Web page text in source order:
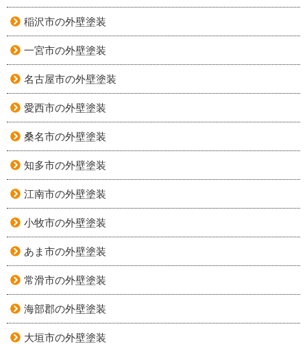
稲沢市の外壁塗装
一宮市の外壁塗装
名古屋市の外壁塗装
愛西市の外壁塗装
桑名市の外壁塗装
知多市の外壁塗装
江南市の外壁塗装
小牧市の外壁塗装
あま市の外壁塗装
常滑市の外壁塗装
海部郡の外壁塗装
大垣市の外壁塗装